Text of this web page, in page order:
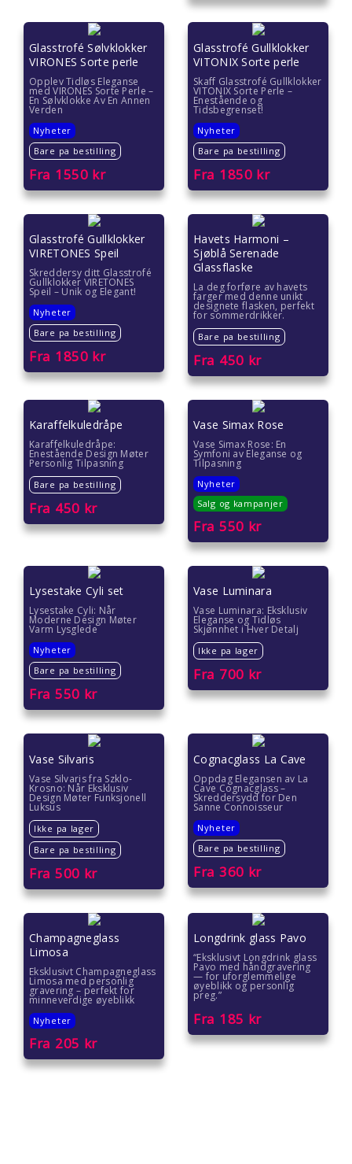
Glasstrofé Sølvklokker
VIRONES Sorte perle
Opplev Tidløs Eleganse
med VIRONES Sorte Perle –
En Sølvklokke Av En Annen
Verden
Nyheter
Bare pa bestilling
Fra 1550 kr
Glasstrofé Gullklokker
VITONIX Sorte perle
Skaff Glasstrofé Gullklokker
VITONIX Sorte Perle –
Enestående og
Tidsbegrenset!
Nyheter
Bare pa bestilling
Fra 1850 kr
Glasstrofé Gullklokker
VIRETONES Speil
Skreddersy ditt Glasstrofé
Gullklokker VIRETONES
Speil – Unik og Elegant!
Nyheter
Bare pa bestilling
Fra 1850 kr
Havets Harmoni –
Sjøblå Serenade
Glassflaske
La deg forføre av havets
farger med denne unikt
designete flasken, perfekt
for sommerdrikker.
Bare pa bestilling
Fra 450 kr
Karaffelkuledråpe
Karaffelkuledråpe:
Enestående Design Møter
Personlig Tilpasning
Bare pa bestilling
Fra 450 kr
Vase Simax Rose
Vase Simax Rose: En
Symfoni av Eleganse og
Tilpasning
Nyheter
Salg og kampanjer
Fra 550 kr
Lysestake Cyli set
Lysestake Cyli: Når
Moderne Design Møter
Varm Lysglede
Nyheter
Bare pa bestilling
Fra 550 kr
Vase Luminara
Vase Luminara: Eksklusiv
Eleganse og Tidløs
Skjønnhet i Hver Detalj
Ikke pa lager
Fra 700 kr
Vase Silvaris
Vase Silvaris fra Szklo-
Krosno: Når Eksklusiv
Design Møter Funksjonell
Luksus
Ikke pa lager
Bare pa bestilling
Fra 500 kr
Cognacglass La Cave
Oppdag Elegansen av La
Cave Cognacglass –
Skreddersydd for Den
Sanne Connoisseur
Nyheter
Bare pa bestilling
Fra 360 kr
Champagneglass
Limosa
Eksklusivt Champagneglass
Limosa med personlig
gravering – perfekt for
minneverdige øyeblikk
Nyheter
Fra 205 kr
Longdrink glass Pavo
“Eksklusivt Longdrink glass
Pavo med håndgravering
— for uforglemmelige
øyeblikk og personlig
preg.”
Fra 185 kr